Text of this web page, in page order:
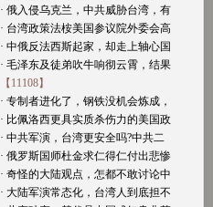
· 俄入侵乌克兰，中共威胁台湾，有
· 台湾政策法桉美国参议院外委会高
· 中俄反法西斯起家，却走上轴心国
· 毛泽东及徒弟吹牛响彻云霄，结果
【11108】
· 专制者进化了，钢铁没机会炼成，
· 比佩洛西更具实质杀伤力的美国政
· 中共军演，台湾更安全吗?中共二
· 俄罗斯国师杜金求仁得仁付出悲惨
· 奇怪的大陆观点，怎都不敢讨论中
· 大陆军演常态化，台湾人到底担不